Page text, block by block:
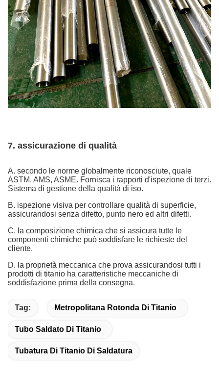
7. assicurazione di qualità
A. secondo le norme globalmente riconosciute, quale
ASTM, AMS, ASME. Fornisca i rapporti d'ispezione di terzi.
Sistema di gestione della qualità di iso.
B. ispezione visiva per controllare qualità di superficie,
assicurandosi senza difetto, punto nero ed altri difetti.
C. la composizione chimica che si assicura tutte le
componenti chimiche può soddisfare le richieste del
cliente.
D. la proprietà meccanica che prova assicurandosi tutti i
prodotti di titanio ha caratteristiche meccaniche di
soddisfazione prima della consegna.
Tag: Metropolitana Rotonda Di Titanio
Tubo Saldato Di Titanio
Tubatura Di Titanio Di Saldatura